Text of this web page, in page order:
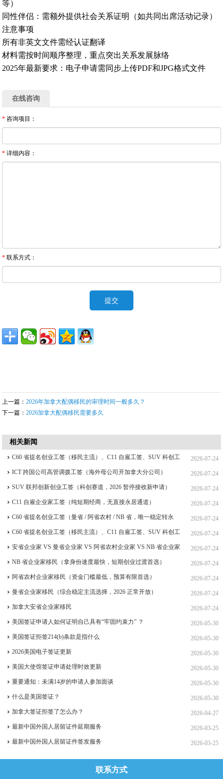
等）‌
同性伴侣‌：需额外提供社会关系证明（如共同出席活动记录）‌
注意事项
所有非英文文件需经认证翻译‌
材料需按时间顺序整理，重点突出关系发展脉络‌
2025年最新要求：电子申请需同步上传PDF和JPG格式文件
在线咨询
* 咨询项目：
* 详细内容：
* 联系方式：
上一篇：2026年加拿大配偶移民的审理时间一般多久？
下一篇：2026加拿大配偶移民需要多久
相关新闻
2026-07-24
C60 省提名创业工签（移民主流）、C11 自雇工签、SUV 科创工
签、ICT 跨国高管工签比较 2026-07-24
ICT 跨国公司高管调拨工签（海外母公司开加拿大分公司）
2026-07-24
SUV 联邦创新创业工签（科创赛道，2026 暂停接收新申请）
2026-07-24
C11 自雇企业家工签（纯短期经商，无直接永居通道）
2026-07-24
C60 省提名创业工签（曼省 / 阿省农村 / NB 省，唯一稳定转永
居，重点） 2026-07-24
C60 省提名创业工签（移民主流）、C11 自雇工签、SUV 科创工
签、ICT 跨国高管工签 2026-07-24
安省企业家 VS 曼省企业家 VS 阿省农村企业家 VS NB 省企业家
四合一详细对比（2026 年 7 月最新官方政策） 2026-07-24
NB 省企业家移民（拿身份速度最快，短期创业过渡首选）
2026-07-24
阿省农村企业家移民（资金门槛最低，预算有限首选）
2026-07-24
曼省企业家移民（综合稳定主流选择，2026 正常开放）
2026-07-24
加拿大安省企业家移民
2026-05-30
美国签证申请人如何证明自己具有“牢固约束力” ？
2026-05-30
美国签证拒签214(b)条款是指什么
2026-05-30
2026美国电子签证更新
2026-05-30
美国大使馆签证申请处理时效更新
2026-05-30
重要通知：未满14岁的申请人参加面谈
2026-05-30
什么是美国签证？
2026-04-27
加拿大签证拒签了怎么办？
2026-03-25
最新中国外国人居留证件延期服务
2026-03-25
最新中国外国人居留证件签发服务
联系方式